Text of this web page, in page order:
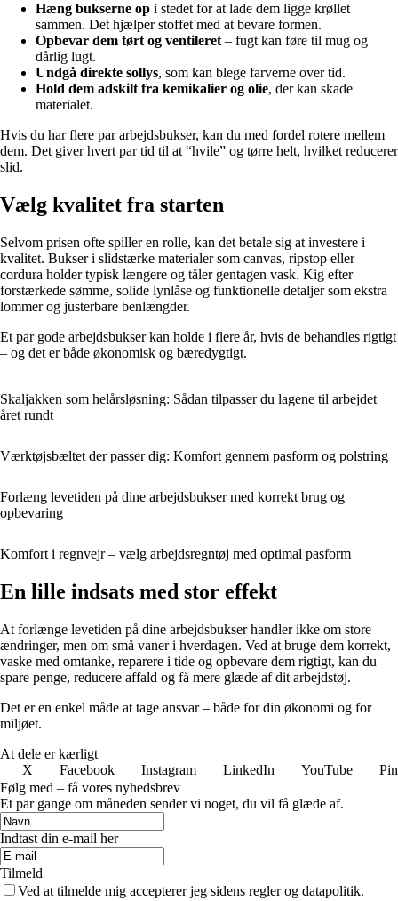
Hæng bukserne op i stedet for at lade dem ligge krøllet
sammen. Det hjælper stoffet med at bevare formen.
Opbevar dem tørt og ventileret – fugt kan føre til mug og
dårlig lugt.
Undgå direkte sollys, som kan blege farverne over tid.
Hold dem adskilt fra kemikalier og olie, der kan skade
materialet.
Hvis du har flere par arbejdsbukser, kan du med fordel rotere mellem
dem. Det giver hvert par tid til at “hvile” og tørre helt, hvilket reducerer
slid.
Vælg kvalitet fra starten
Selvom prisen ofte spiller en rolle, kan det betale sig at investere i
kvalitet. Bukser i slidstærke materialer som canvas, ripstop eller
cordura holder typisk længere og tåler gentagen vask. Kig efter
forstærkede sømme, solide lynlåse og funktionelle detaljer som ekstra
lommer og justerbare benlængder.
Et par gode arbejdsbukser kan holde i flere år, hvis de behandles rigtigt
– og det er både økonomisk og bæredygtigt.
Skaljakken som helårsløsning: Sådan tilpasser du lagene til arbejdet
året rundt
Værktøjsbæltet der passer dig: Komfort gennem pasform og polstring
Forlæng levetiden på dine arbejdsbukser med korrekt brug og
opbevaring
Komfort i regnvejr – vælg arbejdsregntøj med optimal pasform
En lille indsats med stor effekt
At forlænge levetiden på dine arbejdsbukser handler ikke om store
ændringer, men om små vaner i hverdagen. Ved at bruge dem korrekt,
vaske med omtanke, reparere i tide og opbevare dem rigtigt, kan du
spare penge, reducere affald og få mere glæde af dit arbejdstøj.
Det er en enkel måde at tage ansvar – både for din økonomi og for
miljøet.
At dele er kærligt
X
Facebook Instagram LinkedIn YouTube
Følg med – få vores nyhedsbrev
Et par gange om måneden sender vi noget, du vil få glæde af.
Indtast din e-mail her
Tilmeld
Ved at tilmelde mig accepterer jeg sidens regler og datapolitik.